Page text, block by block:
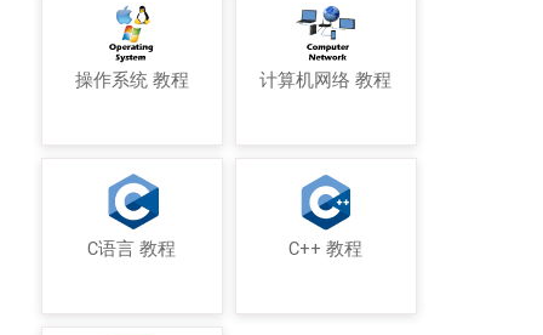
操作系统 教程 计算机网络 教程
C语言 教程 C++ 教程